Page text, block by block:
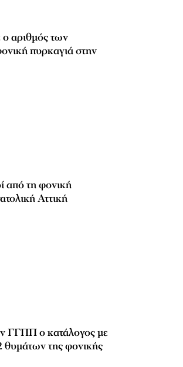
αριθμός των
πυρκαγιά στην
από τη φονική
Αττική
ΓΓΠΠ ο κατάλογος με
θυμάτων της φονικής